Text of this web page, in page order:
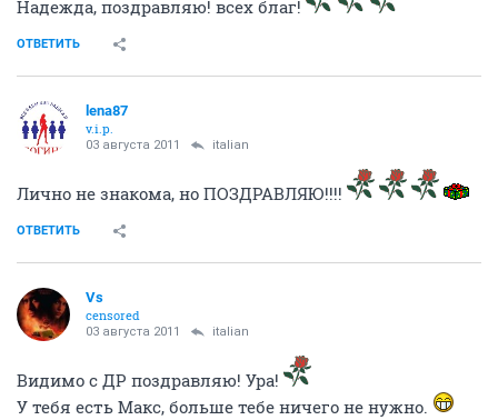
Надежда, поздравляю! всех благ!
ОТВЕТИТЬ
lena87
v.i.p.
03 августа 2011 italian
Лично не знакома, но ПОЗДРАВЛЯЮ!!!!
ОТВЕТИТЬ
Vs
censored
03 августа 2011 italian
Видимо с ДР поздравляю! Ура!
У тебя есть Макс, больше тебе ничего не нужно.